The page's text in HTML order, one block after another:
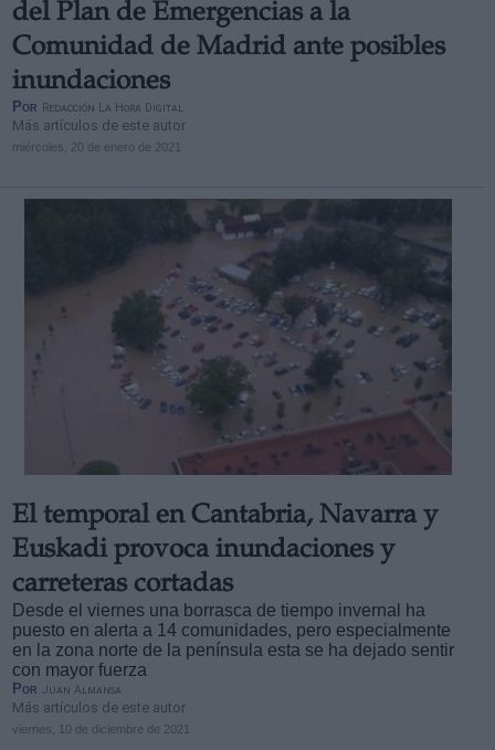
del Plan de Emergencias a la
Comunidad de Madrid ante posibles
inundaciones
Por Redacción La Hora Digital
Más artículos de este autor
miércoles, 20 de enero de 2021
El temporal en Cantabria, Navarra y
Euskadi provoca inundaciones y
carreteras cortadas
Desde el viernes una borrasca de tiempo invernal ha
puesto en alerta a 14 comunidades, pero especialmente
en la zona norte de la península esta se ha dejado sentir
con mayor fuerza
Por Juan Almansa
Más artículos de este autor
viernes, 10 de diciembre de 2021